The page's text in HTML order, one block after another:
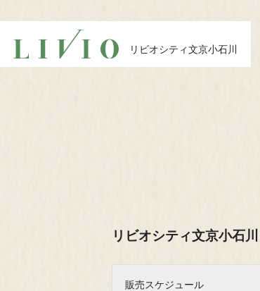
リビオシティ 文京小石川
リビオシティ 文京小石川
リビオシティ 文京小石川
エントリー者様限定サイト（パ
リビオシティ文京小石
販売スケジュール